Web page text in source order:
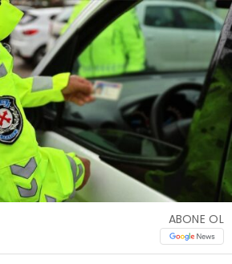
ABONE OL